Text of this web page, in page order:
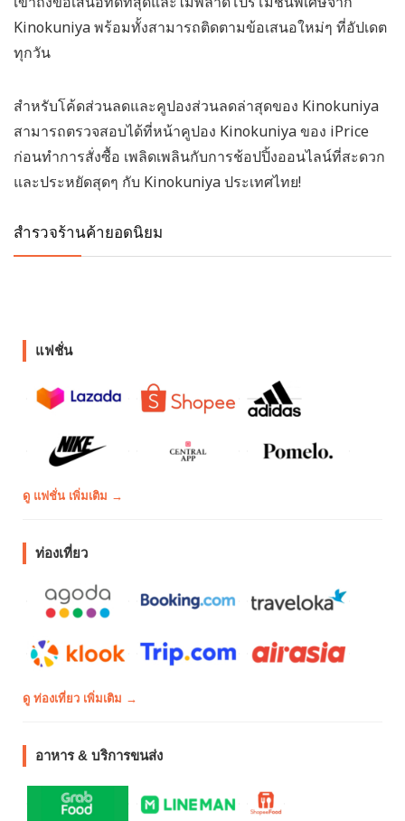
Kinokuniya พร้อมทั้งสามารถติดตามข้อเสนอใหม่ๆ ที่อัปเดต
ทุกวัน
สำหรับโค้ดส่วนลดและคูปองส่วนลดล่าสุดของ Kinokuniya
สามารถตรวจสอบได้ที่หน้าคูปอง Kinokuniya ของ iPrice
ก่อนทำการสั่งซื้อ เพลิดเพลินกับการช้อปปิ้งออนไลน์ที่สะดวก
และประหยัดสุดๆ กับ Kinokuniya ประเทศไทย!
สำรวจร้านค้ายอดนิยม
แฟชั่น
ดู แฟชั่น เพิ่มเติม →
ท่องเที่ยว
ดู ท่องเที่ยว เพิ่มเติม →
อาหาร & บริการขนส่ง